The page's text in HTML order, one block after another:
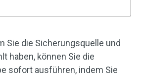
Sie die Sicherungsquelle und
haben, können Sie die
sofort ausführen, indem Sie